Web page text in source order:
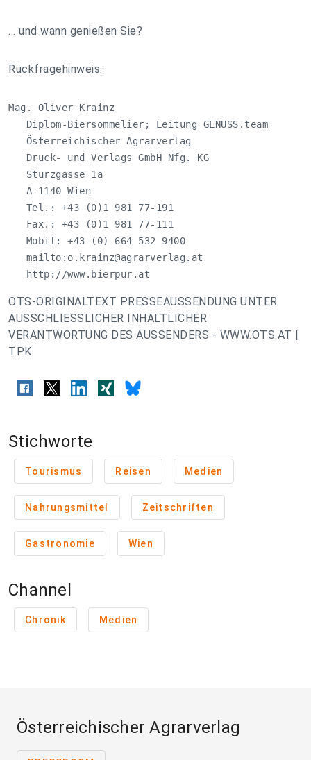
... und wann genießen Sie?
Rückfragehinweis:
Mag. Oliver Krainz
   Diplom-Biersommelier; Leitung GENUSS.team
   Österreichischer Agrarverlag
   Druck- und Verlags GmbH Nfg. KG
   Sturzgasse 1a
   A-1140 Wien
   Tel.: +43 (0)1 981 77-191
   Fax.: +43 (0)1 981 77-111
   Mobil: +43 (0) 664 532 9400
   mailto:
o.krainz@agrarverlag.at
   http://www.bierpur.at
OTS-ORIGINALTEXT PRESSEAUSSENDUNG UNTER
AUSSCHLIESSLICHER INHALTLICHER
VERANTWORTUNG DES AUSSENDERS - WWW.OTS.AT |
TPK
Stichworte
Tourismus Reisen Medien
Nahrungsmittel Zeitschriften
Gastronomie Wien
Channel
Chronik Medien
Österreichischer Agrarverlag